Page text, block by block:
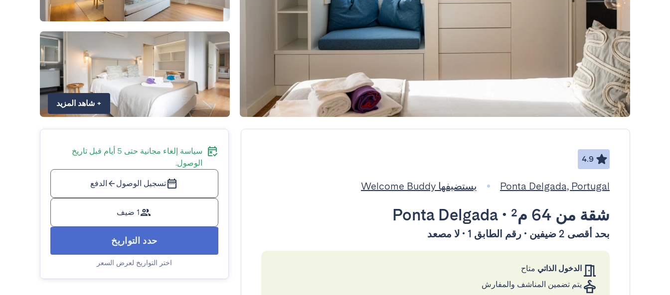
+ شاهد المزيد
4.9
Ponta Delgada, Portugal يستضيفها Welcome Buddy
شقة من 64 م² •
Ponta Delgada
بحد أقصى 2 ضيفين • رقم الطابق 1 • لا مصعد
الدخول الذاتي متاح
يتم تضمين المناشف والمفارش
سياسة إلغاء مجانية حتى 5 أيام قبل تاريخ
الوصول.
تسجيل الوصول الدفع
1 ضيف
حدد التواريخ
اختر التواريخ لعرض السعر